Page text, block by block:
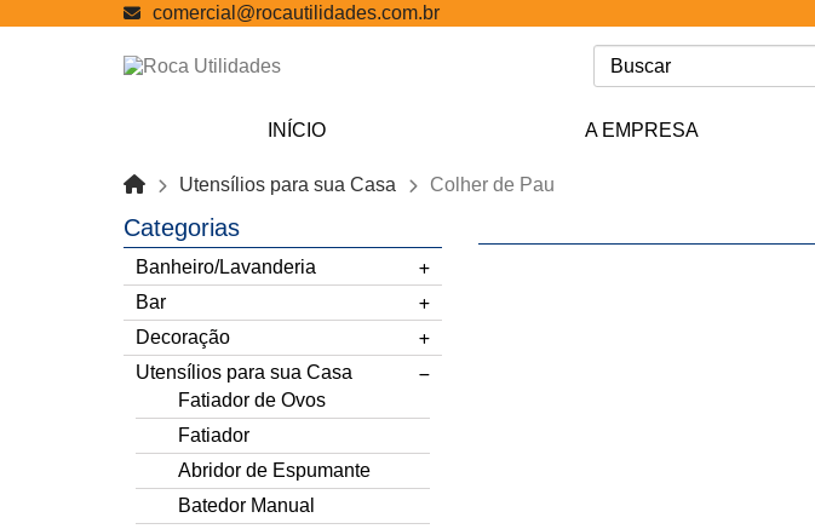
comercial@rocautilidades.com.br
INÍCIO A EMPRESA
Utensílios para sua Casa Colher de Pau
Categorias
Banheiro/Lavanderia
Bar
Decoração
Utensílios para sua Casa
Fatiador de Ovos
Fatiador
Abridor de Espumante
Batedor Manual